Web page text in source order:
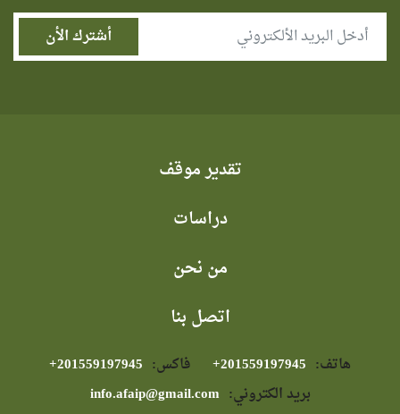
تقدير موقف
دراسات
من نحن
اتصل بنا
هاتف: فاكس:
بريد الكتروني: info.afaip@gmail.com